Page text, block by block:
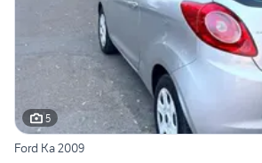
5
Ford Ka 2009